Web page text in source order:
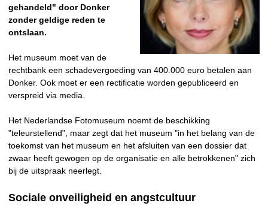
gehandeld" door Donker
zonder geldige reden te
ontslaan.
Het museum moet van de
rechtbank een schadevergoeding van 400.000 euro betalen aan
Donker. Ook moet er een rectificatie worden gepubliceerd en
verspreid via media.
Het Nederlandse Fotomuseum noemt de beschikking
"teleurstellend", maar zegt dat het museum "in het belang van de
toekomst van het museum en het afsluiten van een dossier dat
zwaar heeft gewogen op de organisatie en alle betrokkenen" zich
bij de uitspraak neerlegt.
Sociale onveiligheid en angstcultuur